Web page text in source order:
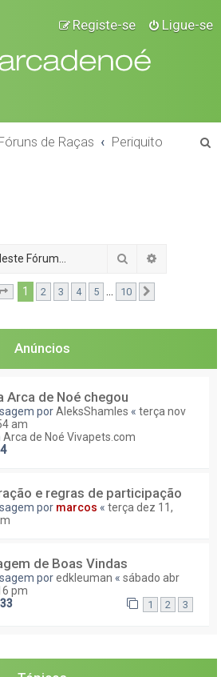
Ligue-se
Registe-se
de Raças Periquito
Pesquisar
Página1 de
1 2 3 4 5 10
Anúncios
Arca de Noé chegou
porAleksShamles « terça nov
am
Arca de Noé Vivapets.com
4
e regras de participação
por marcos « terça dez 11,
de Boas Vindas
poredkleuman « sábado abr
pm
33 1 2 3